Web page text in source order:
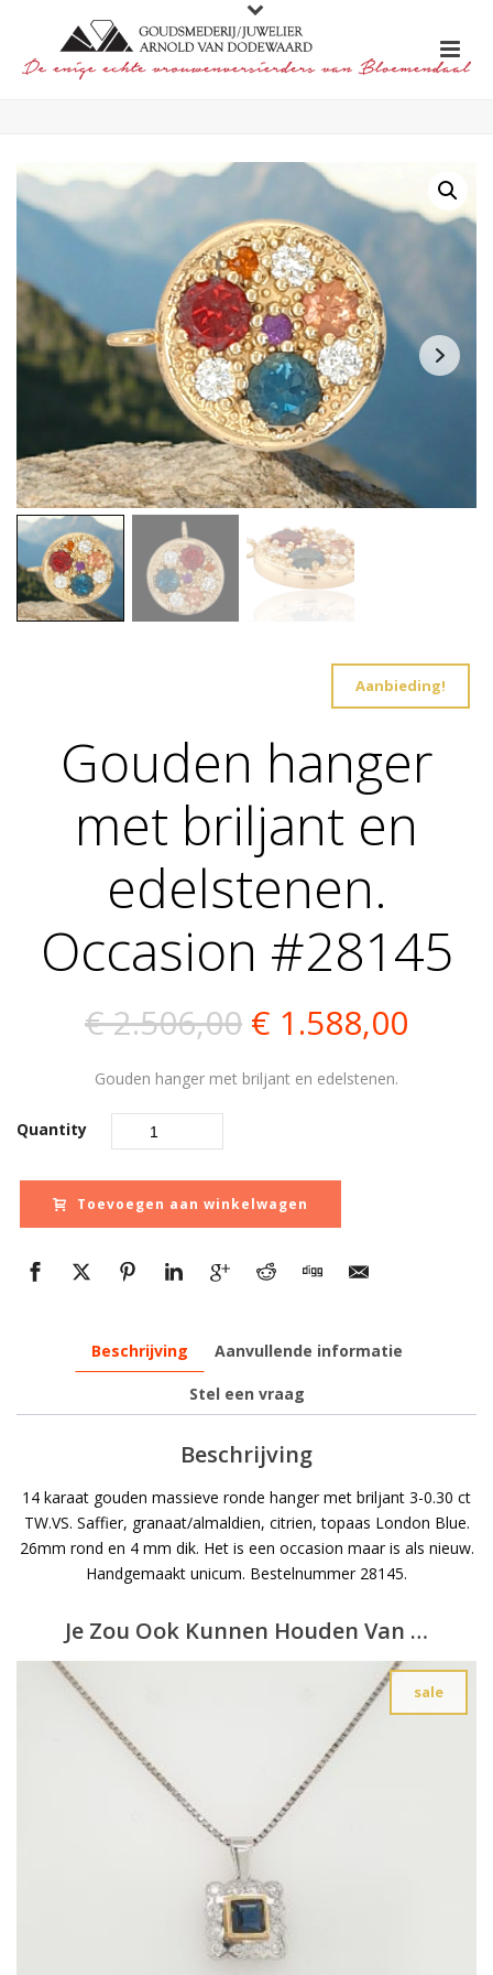
Aanbieding!
Gouden hanger
met briljant en
edelstenen.
Occasion #28145
€2.506,00
prijs
€ 1.588,00
Gouden hanger met briljant en edelstenen.
Quantity
Toevoegen aan winkelwagen
Beschrijving Aanvullende informatie
Stel een vraag
Beschrijving
14 karaat gouden massieve ronde hanger met briljant 3-0.30 ct
TW.VS. Saffier, granaat/almaldien, citrien, topaas London Blue.
26mm rond en 4 mm dik. Het is een occasion maar is als nieuw.
Handgemaakt unicum. Bestelnummer 28145.
Je Zou Ook Kunnen Houden Van …
sale